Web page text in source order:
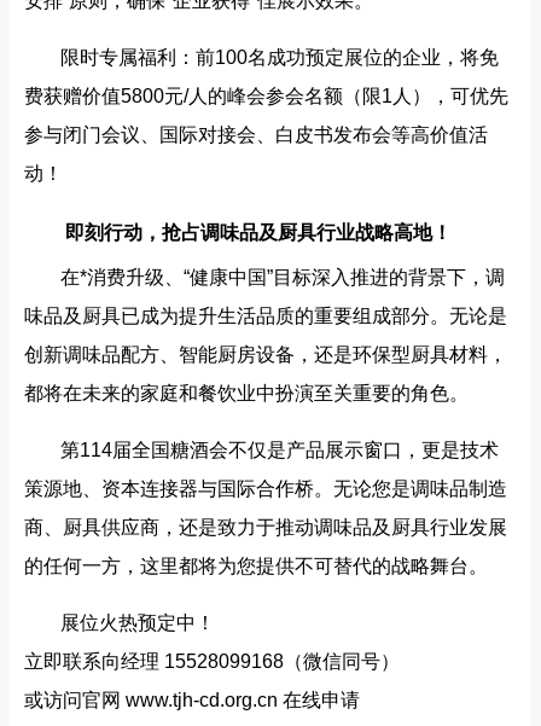
限时专属福利：前100名成功预定展位的企业，将免
费获赠价值5800元/人的峰会参会名额（限1人），可优先
参与闭门会议、国际对接会、白皮书发布会等高价值活
动！
即刻行动，抢占调味品及厨具行业战略高地！
在*消费升级、“健康中国”目标深入推进的背景下，调
味品及厨具已成为提升生活品质的重要组成部分。无论是
创新调味品配方、智能厨房设备，还是环保型厨具材料，
都将在未来的家庭和餐饮业中扮演至关重要的角色。
第114届全国糖酒会不仅是产品展示窗口，更是技术
策源地、资本连接器与国际合作桥。无论您是调味品制造
商、厨具供应商，还是致力于推动调味品及厨具行业发展
的任何一方，这里都将为您提供不可替代的战略舞台。
展位火热预定中！
立即联系向经理 15528099168（微信同号）
或访问官网 www.tjh-cd.org.cn 在线申请